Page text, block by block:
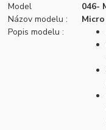
Model
046-
Názov modelu :
Popis modelu :